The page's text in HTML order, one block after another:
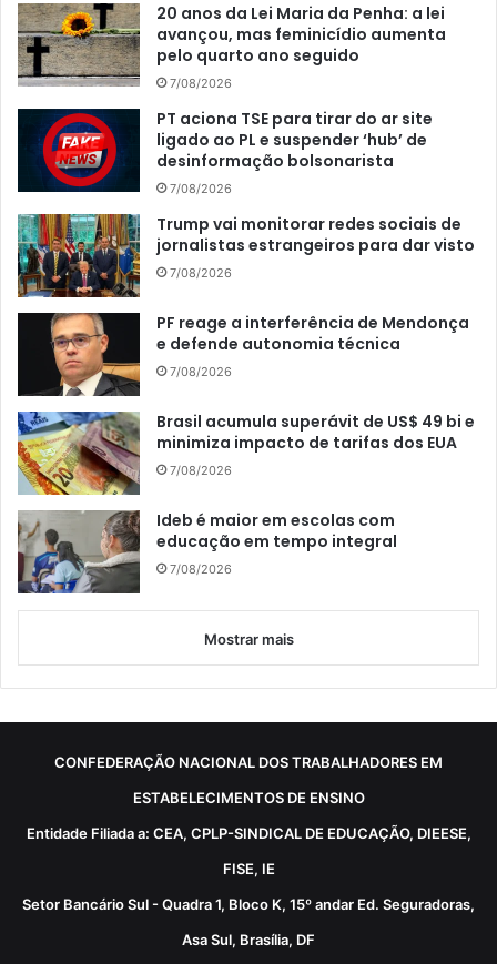
20 anos da Lei Maria da Penha: a lei
avançou, mas feminicídio aumenta
pelo quarto ano seguido
7/08/2026
PT aciona TSE para tirar do ar site
ligado ao PL e suspender ‘hub’ de
desinformação bolsonarista
7/08/2026
Trump vai monitorar redes sociais de
jornalistas estrangeiros para dar visto
7/08/2026
PF reage a interferência de Mendonça
e defende autonomia técnica
7/08/2026
Brasil acumula superávit de US$ 49 bi e
minimiza impacto de tarifas dos EUA
7/08/2026
Ideb é maior em escolas com
educação em tempo integral
7/08/2026
Mostrar mais
CONFEDERAÇÃO NACIONAL DOS TRABALHADORES EM
ESTABELECIMENTOS DE ENSINO
Entidade Filiada a: CEA, CPLP-SINDICAL DE EDUCAÇÃO, DIEESE,
FISE, IE
Setor Bancário Sul - Quadra 1, Bloco K, 15º andar Ed. Seguradoras,
Asa Sul, Brasília, DF